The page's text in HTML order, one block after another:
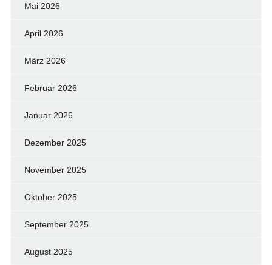
Mai 2026
April 2026
März 2026
Februar 2026
Januar 2026
Dezember 2025
November 2025
Oktober 2025
September 2025
August 2025